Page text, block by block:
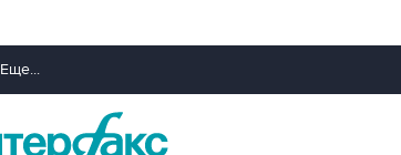
Еще...